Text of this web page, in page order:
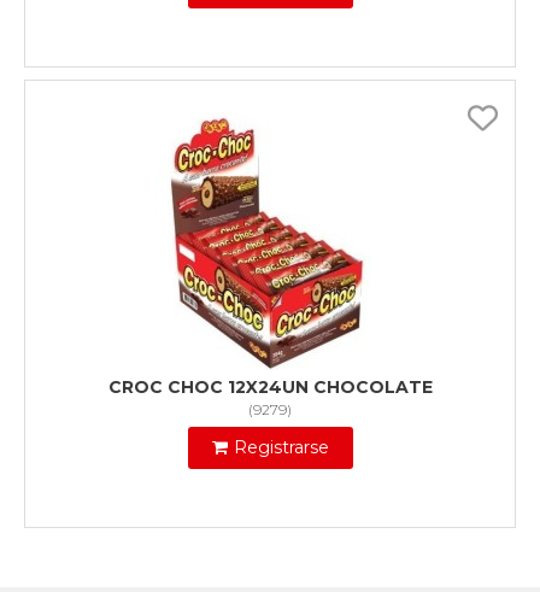
CROC CHOC 12X24UN CHOCOLATE
(9279)
Registrarse